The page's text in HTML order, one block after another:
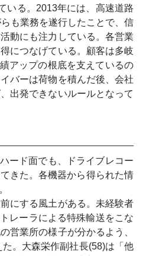
いる。2013年には、高速道路
も業務を遂行したことで、信
動にも注力している。各営業
につなげている。顧客は多岐
アップの根底を支えているの
バーは荷物を積んだ後、会社
出発できないルールとなって
ード面でも、ドライブレコー
きた。各機器から得られた情
にする風土がある。未経験者
レーラによる特殊輸送をこな
営業所の様子が分かるよう、
。大森栄作副社長(58)は「他